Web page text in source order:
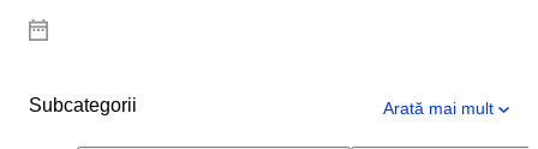
Subcategorii Arată mai mult